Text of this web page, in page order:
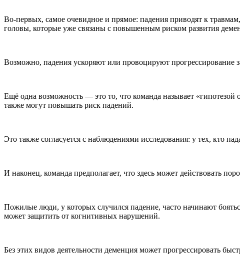
Во-первых, самое очевидное и прямое: падения приводят к
головы, которые уже связаны с повышенным риском развития
Возможно, падения ускоряют или провоцируют прогрессирование
Ещё одна возможность — это то, что команда называет
также могут повышать риск падений.
Это также согласуется с наблюдениями исследования: у тех, кто
И наконец, команда предполагает, что здесь может действовать
Пожилые люди, у которых случился падение, часто начинают
может защитить от когнитивных нарушений.
Без этих видов деятельности деменция может прогрессировать